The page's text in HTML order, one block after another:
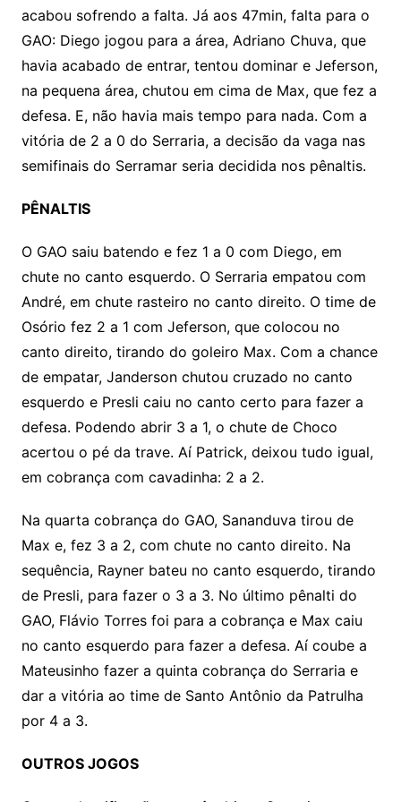
acabou sofrendo a falta. Já aos 47min, falta para o
GAO: Diego jogou para a área, Adriano Chuva, que
havia acabado de entrar, tentou dominar e Jeferson,
na pequena área, chutou em cima de Max, que fez a
defesa. E, não havia mais tempo para nada. Com a
vitória de 2 a 0 do Serraria, a decisão da vaga nas
semifinais do Serramar seria decidida nos pênaltis.
PÊNALTIS
O GAO saiu batendo e fez 1 a 0 com Diego, em
chute no canto esquerdo. O Serraria empatou com
André, em chute rasteiro no canto direito. O time de
Osório fez 2 a 1 com Jeferson, que colocou no
canto direito, tirando do goleiro Max. Com a chance
de empatar, Janderson chutou cruzado no canto
esquerdo e Presli caiu no canto certo para fazer a
defesa. Podendo abrir 3 a 1, o chute de Choco
acertou o pé da trave. Aí Patrick, deixou tudo igual,
em cobrança com cavadinha: 2 a 2.
Na quarta cobrança do GAO, Sananduva tirou de
Max e, fez 3 a 2, com chute no canto direito. Na
sequência, Rayner bateu no canto esquerdo, tirando
de Presli, para fazer o 3 a 3. No último pênalti do
GAO, Flávio Torres foi para a cobrança e Max caiu
no canto esquerdo para fazer a defesa. Aí coube a
Mateusinho fazer a quinta cobrança do Serraria e
dar a vitória ao time de Santo Antônio da Patrulha
por 4 a 3.
OUTROS JOGOS